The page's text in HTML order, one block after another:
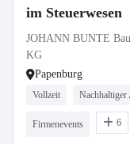
im Steuerwesen
JOHANN BUNTE
KG
Papenburg
Vollzeit Nachhaltiger
Firmenevents 6